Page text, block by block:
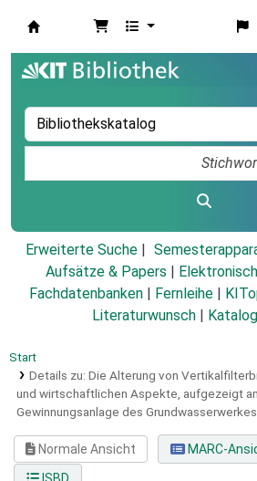
Erweiterte Suche
Aufsätze & Papers
Fachdatenbanken
Fernleihe
Literaturwunsch
Start
Details zu: Die Alterung von
und wirtschaftlichen Aspekte, aufgezeigt
Gewinnungsanlage des
Normale Ansicht
MARC-